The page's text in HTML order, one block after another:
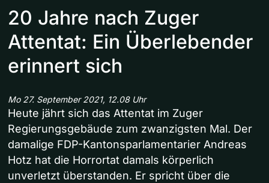
20 Jahre nach Zuger
Attentat: Ein Überlebender
erinnert sich
Mo 27. September 2021, 12.08 Uhr
Heute jährt sich das Attentat im Zuger
Regierungsgebäude zum zwanzigsten Mal. Der
damalige FDP-Kantonsparlamentarier Andreas
Hotz hat die Horrortat damals körperlich
unverletzt überstanden. Er spricht über die